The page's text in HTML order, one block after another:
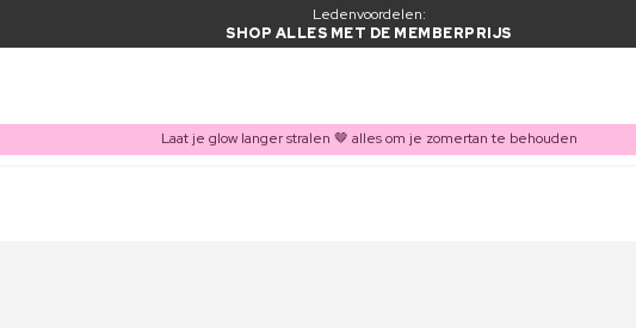
Ledenvoordelen:
SHOP ALLES MET DE MEMBERPRIJS
Laat je glow langer stralen 🤎 alles om je zomertan te behouden